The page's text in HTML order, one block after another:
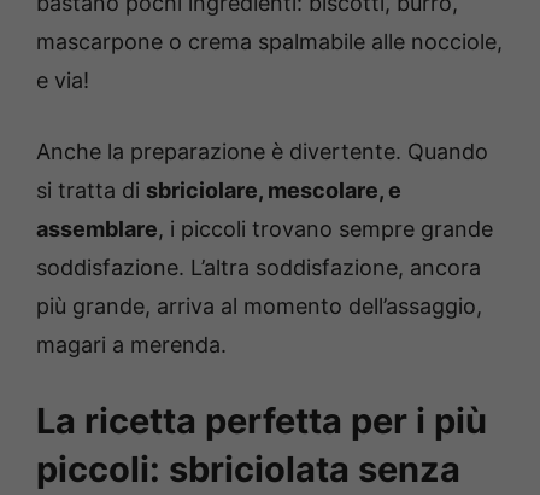
mascarpone o crema spalmabile alle nocciole,
e via!
Anche la preparazione è divertente. Quando
si tratta di sbriciolare, mescolare, e
assemblare, i piccoli trovano sempre grande
soddisfazione. L’altra soddisfazione, ancora
più grande, arriva al momento dell’assaggio,
magari a merenda.
La ricetta perfetta per i più
piccoli: sbriciolata senza